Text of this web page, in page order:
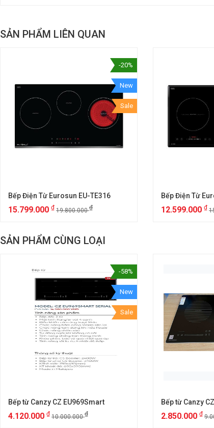
SẢN PHẨM LIÊN QUAN
-20%
New
Sale
Bếp Điện Từ Eurosun EU-TE316
15.799.000 ₫ 19.800.000₫
Bếp Điện Từ
12.599.000 ₫
SẢN PHẨM CÙNG LOẠI
-58%
New
Sale
Bếp từ Canzy CZ EU969Smart
4.120.000 ₫ 10.000.000₫
Bếp từ Canzy
2.850.000 ₫